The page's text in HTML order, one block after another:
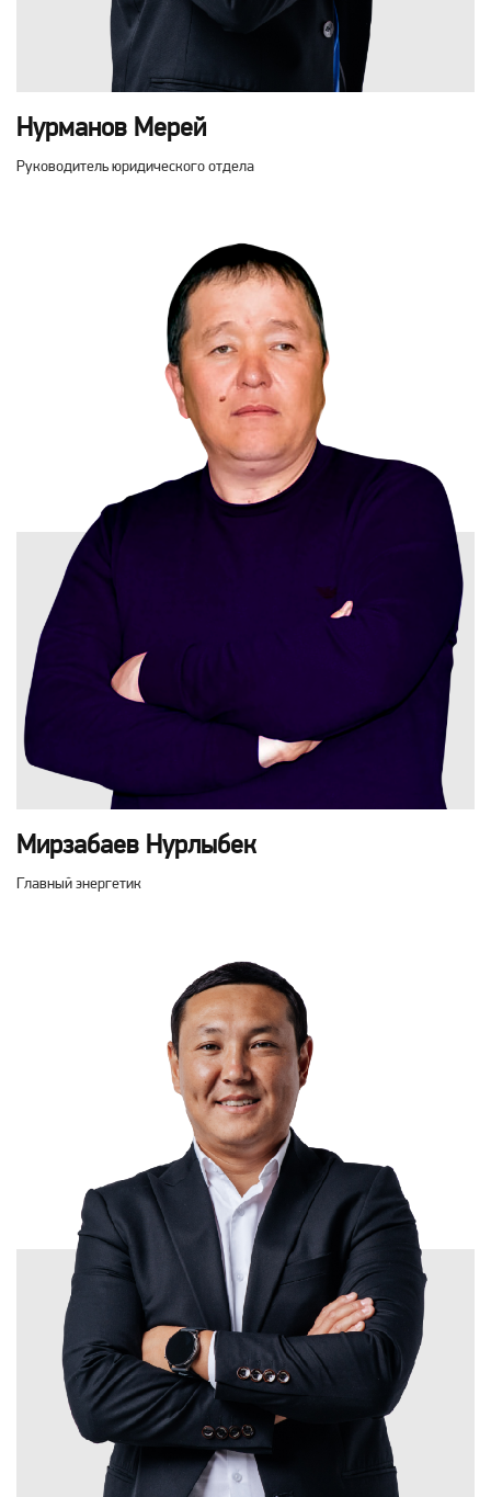
Нурманов Мерей
Руководитель юридического отдела
Мирзабаев Нурлыбек
Главный энергетик